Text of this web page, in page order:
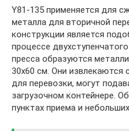
Y81-135 применяется для
металла для вторичной
конструкции является
процессе
пресса образуются
30х60 см. Они извлекаются
для перевозки, могут
загрузочном контейнере.
пунктах приема и